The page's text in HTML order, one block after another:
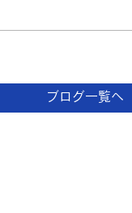
ブログ一覧へ